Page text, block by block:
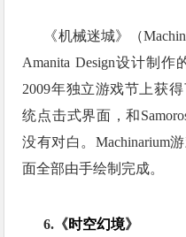
《机械迷城》（
Amanita Design设计制
2009年独立游戏节上获
统点击式界面，和
没有对白。Machinarium
面全部由手绘制完成。
6.《 时空幻境》